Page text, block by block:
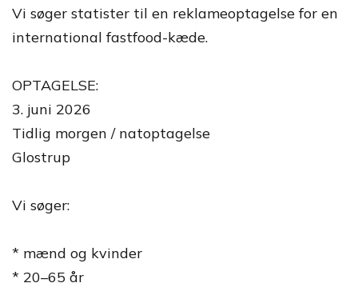
Vi søger statister til en reklameoptagelse for en
international fastfood-kæde.
OPTAGELSE:
3. juni 2026
Tidlig morgen / natoptagelse
Glostrup
Vi søger:
* mænd og kvinder
* 20–65 år